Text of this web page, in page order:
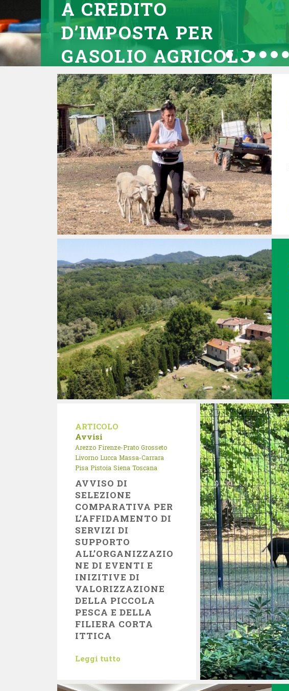
A CREDITO
D’IMPOSTA PER
GASOLIO AGRICOLO
LEGGI TUTTO
ARTICOLO
Avvisi
Arezzo Firenze-Prato Grosseto
Livorno Lucca Massa-Carrara
Pisa Pistoia Siena Toscana
AVVISO DI
SELEZIONE
COMPARATIVA PER
L’AFFIDAMENTO DI
SERVIZI DI
SUPPORTO
ALL’ORGANIZZAZIO
NE DI EVENTI E
INIZITIVE DI
VALORIZZAZIONE
DELLA PICCOLA
PESCA E DELLA
FILIERA CORTA
ITTICA
Leggi tutto